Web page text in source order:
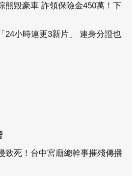
熊毀豪車 詐領保險金450萬！下
24小時連更3新片」 連身分證也
致死！台中宮廟總幹事摧殘傳播